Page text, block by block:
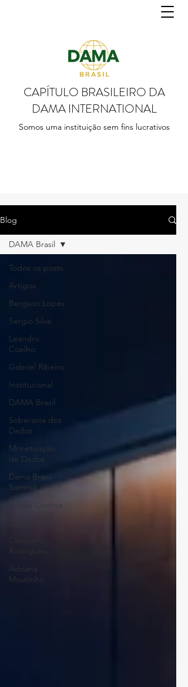
CAPÍTULO BRASILEIRO DA
DAMA INTERNATIONAL
Somos uma instituição sem fins lucrativos
Blog
Todos os posts
Artigos
Bergson Lopes
Sergio Silva
Leandro
Coelho
Gabriel Ribeiro
Institucional
DAMA Brasil
Soberania dos
Dados
Monetização
de Dados
Dama Brasil
Summit
Tereza Cristina
Rodrigues
Adriana
Moutinho
DAMA Brasil